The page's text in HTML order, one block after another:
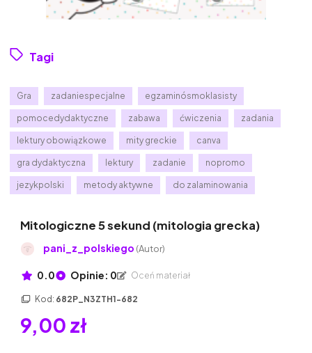
Tagi
Gra zadaniespecjalne egzaminósmoklasisty
pomocedydaktyczne zabawa ćwiczenia zadania
lektury obowiązkowe mity greckie canva
gra dydaktyczna lektury zadanie nopromo
jezykpolski metody aktywne do zalaminowania
Mitologiczne 5 sekund (mitologia grecka)
pani_z_polskiego (Autor)
0.0 Opinie: 0 Oceń materiał
Kod: 682P_N3ZTH1-682
9,00 zł